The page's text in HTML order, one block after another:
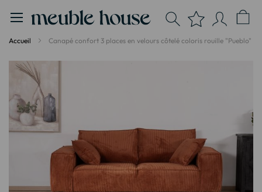
Accueil Canapé confort 3 places en velours côtelé coloris rouille "Pueblo"
Passer
fin
de